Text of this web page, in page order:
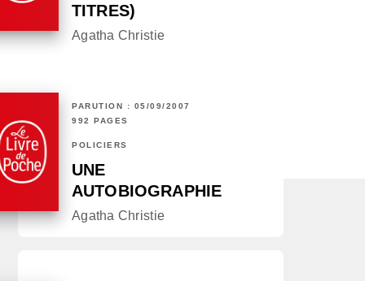
TITRES)
Agatha Christie
PARUTION : 05/09/2007
992 PAGES
POLICIERS
UNE
AUTOBIOGRAPHIE
Agatha Christie